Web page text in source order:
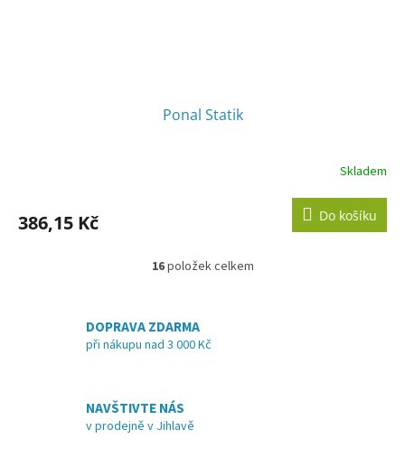
Ponal Statik
Skladem
386,15 Kč Do košíku
O
d
16položek celkem
DOPRAVA ZDARMA
při nákupu nad 3 000 Kč
NAVŠTIVTE NÁS
v prodejně v Jihlavě